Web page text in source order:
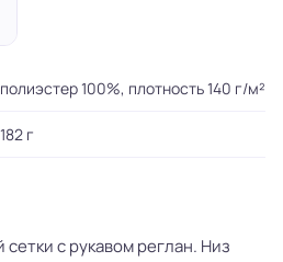
полиэстер 100%, плотность 140 г/м²
182 г
с рукавом реглан. Низ